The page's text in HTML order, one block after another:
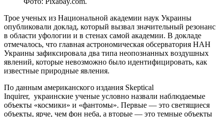
Трое ученых из Национальной академии наук Украины
опубликовали доклад, который вызвал значительный резонанс
в области уфологии и в стенах самой академии. В докладе
отмечалось, что главная астрономическая обсерватория НАН
Украины зафиксировала два типа неопознанных воздушных
явлений, которые невозможно было идентифицировать, как
известные природные явления.
По данным американского издания Skeptical
Inquirer, украинские ученые условно назвали наблюдаемые
объекты «космики» и «фантомы». Первые — это светящиеся
объекты, ярче, чем фон неба, а вторые — это темные объекты